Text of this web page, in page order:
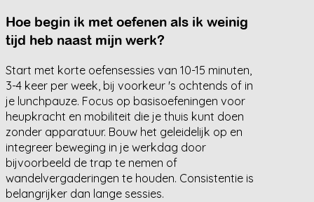
Hoe begin ik met oefenen als ik weinig
tijd heb naast mijn werk?
Start met korte oefensessies van 10-15 minuten,
3-4 keer per week, bij voorkeur 's ochtends of in
je lunchpauze. Focus op basisoefeningen voor
heupkracht en mobiliteit die je thuis kunt doen
zonder apparatuur. Bouw het geleidelijk op en
integreer beweging in je werkdag door
bijvoorbeeld de trap te nemen of
wandelvergaderingen te houden. Consistentie is
belangrijker dan lange sessies.